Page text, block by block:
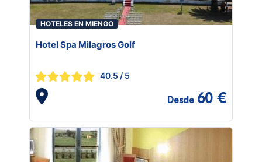
HOTELES EN MIENGO
Hotel Spa Milagros Golf
40.5 / 5
Desde 60 €